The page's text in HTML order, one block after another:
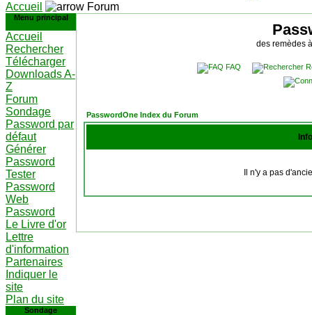
Accueil Forum
Menu principal
Accueil
Rechercher
Télécharger
Downloads A-
Z
Forum
Sondage
Password par
défaut
Générer
Password
Tester
Password
Web
Password
Le Livre d'or
Lettre
d'information
Partenaires
Indiquer le
site
Plan du site
Sondage
des remèdes
FAQ
PasswordOne Index du Forum
Il n'y a pas